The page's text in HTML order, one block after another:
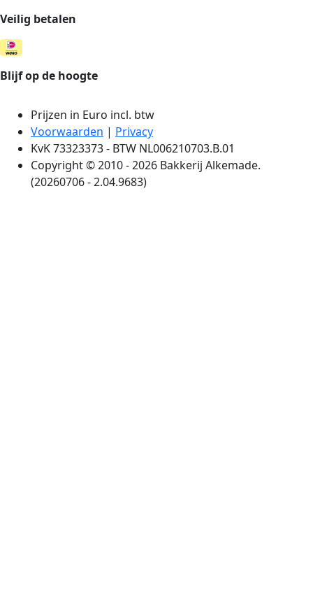
Veilig betalen
Blijf op de hoogte
Prijzen in Euro incl. btw
Voorwaarden | Privacy
KvK 73323373 - BTW NL006210703.B.01
Copyright © 2010 - 2026 Bakkerij Alkemade.
(20260706 - 2.04.9683)